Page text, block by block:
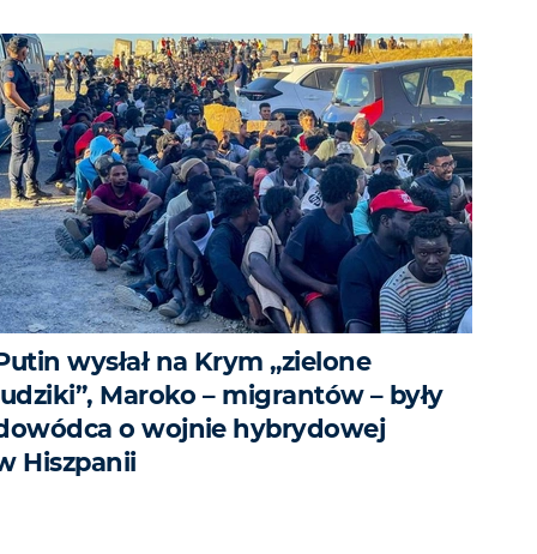
wysłał na Krym „zielone
Maroko – migrantów – były
o wojnie hybrydowej
Hiszpanii